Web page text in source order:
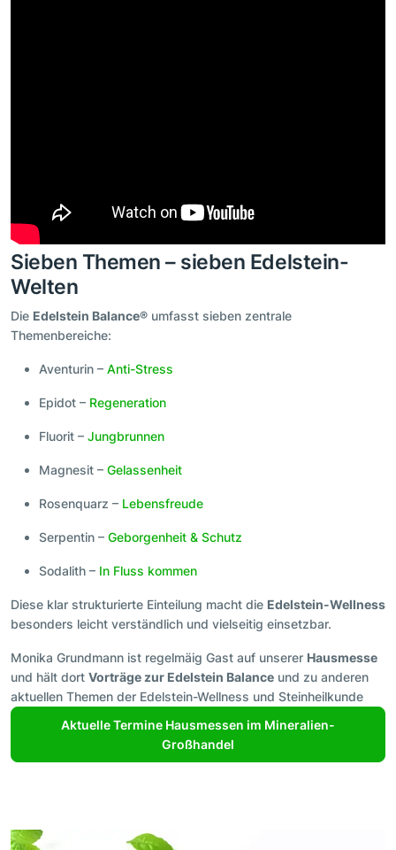
Sieben Themen – sieben Edelstein-
Welten
Die Edelstein Balance® umfasst sieben zentrale
Themenbereiche:
Aventurin – Anti-Stress
Epidot – Regeneration
Fluorit – Jungbrunnen
Magnesit – Gelassenheit
Rosenquarz – Lebensfreude
Serpentin – Geborgenheit & Schutz
Sodalith – In Fluss kommen
Diese klar strukturierte Einteilung macht die Edelstein-Wellness
besonders leicht verständlich und vielseitig einsetzbar.
Monika Grundmann ist regelmäig Gast auf unserer Hausmesse
und hält dort Vorträge zur Edelstein Balance und zu anderen
aktuellen Themen der Edelstein-Wellness und Steinheilkunde
Aktuelle Termine Hausmessen im Mineralien-
Großhandel